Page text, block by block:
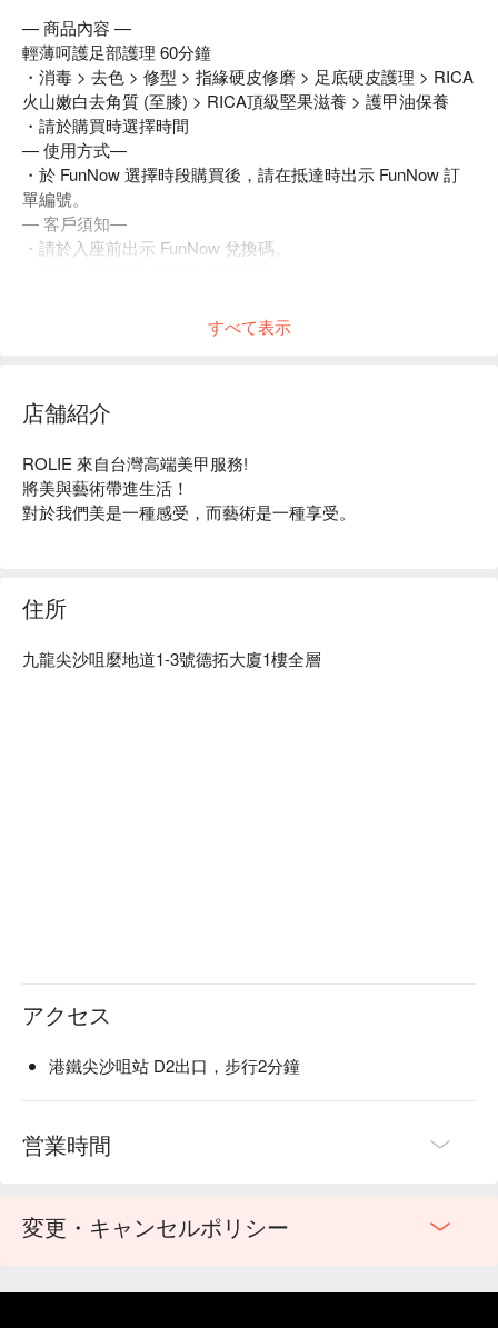
— 商品內容 —
輕薄呵護足部護理 60分鐘
・消毒 > 去色 > 修型 > 指緣硬皮修磨 > 足底硬皮護理 > RICA
火山嫩白去角質 (至膝) > RICA頂級堅果滋養 > 護甲油保養
・請於購買時選擇時間
— 使用方式—
・於 FunNow 選擇時段購買後，請在抵達時出示 FunNow 訂
單編號。
— 客戶須知—
・請於入座前出示 FunNow 兌換碼。
すべて表示
店舗紹介
ROLIE 來自台灣高端美甲服務!
將美與藝術帶進生活！
對於我們美是一種感受，而藝術是一種享受。
住所
九龍尖沙咀麼地道1-3號德拓大廈1樓全層
アクセス
港鐵尖沙咀站 D2出口，步行2分鐘
営業時間
変更・キャンセルポリシー